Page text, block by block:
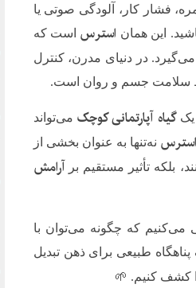
فشار کار، آلودگی صوتی یا
این همان استرساست که
در دنیای مدرن، کنترل
سلامت جسم و روان است.
یکگیاه آپارتمانی کوچکمی‌تواند
نه‌تنها به عنوان بخشی از
بلکه تأثیر مستقیم بر آرامش
می‌کنیم که چگونه می‌توان با
طبیعی برای ذهن تبدیل
کشف کنیم. 🌱